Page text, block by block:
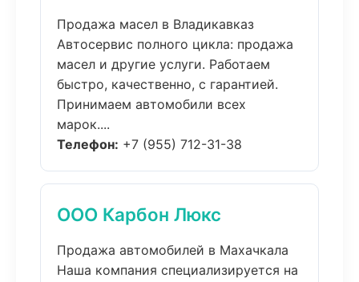
Продажа масел в Владикавказ
Автосервис полного цикла: продажа
масел и другие услуги. Работаем
быстро, качественно, с гарантией.
Принимаем автомобили всех
марок....
Телефон: +7 (955) 712-31-38
ООО Карбон Люкс
Продажа автомобилей в Махачкала
Наша компания специализируется на